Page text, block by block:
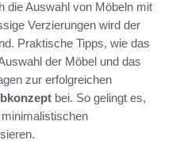
die Auswahl von Möbeln mit
Verzierungen wird der
Praktische Tipps, wie das
der Möbel und das
zur erfolgreichen
bei. So gelingt es,